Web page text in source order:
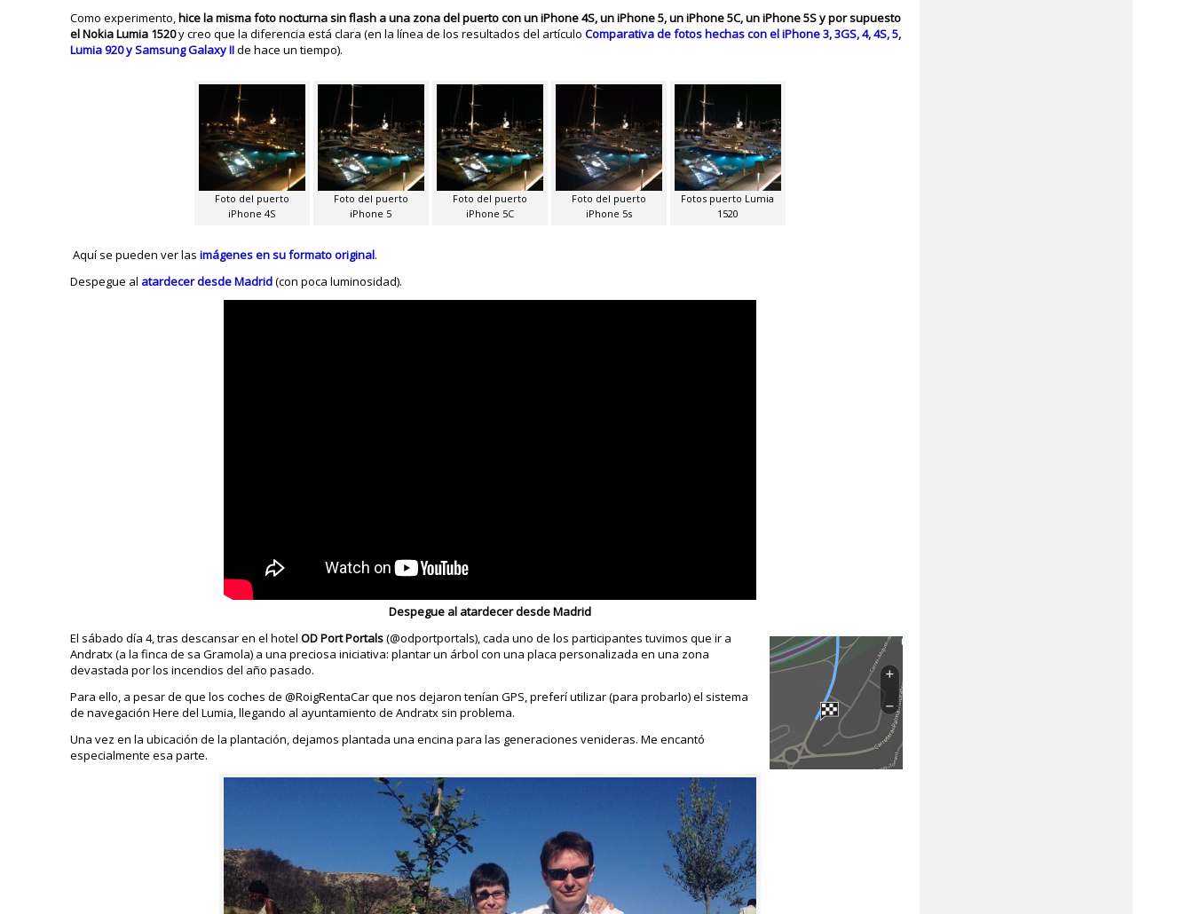
Como experimento,hice la misma foto nocturna sin flash a una zona del puerto con un iPhone 4S, un iPhone 5, un iPhone 5C, un iPhone 5S y por supuesto
el Nokia Lumia 1520y creo que la diferencia está clara (en la línea de los resultados del artículoComparativa de fotos hechas con el iPhone 3, 3GS, 4, 4S, 5,
Lumia 920 y Samsung Galaxy IIde hace un tiempo).
Foto del puerto
iPhone 4S
Foto del puerto
iPhone 5
Foto del puerto
iPhone 5C
Foto del puerto
iPhone 5s
Fotos puerto Lumia
1520
Aquí se pueden ver lasimágenes en su formato original.
Despegue al atardecer desde Madrid(con poca luminosidad).
Despegue al atardecer desde Madrid
El sábado día 4, tras descansar en el hotelOD Port Portals(@odportportals), cada uno de los participantes tuvimos que ir a
Andratx (a la finca de sa Gramola) a una preciosa iniciativa: plantar un árbol con una placa personalizada en una zona
devastada por los incendios del año pasado.
Para ello, a pesar de que los coches de @RoigRentaCar que nos dejaron tenían GPS, preferí utilizar (para probarlo) el sistema
de navegación Here del Lumia, llegando al ayuntamiento de Andratx sin problema.
Una vez en la ubicación de la plantación, dejamos plantada una encina para las generaciones venideras. Me encantó
especialmente esa parte.